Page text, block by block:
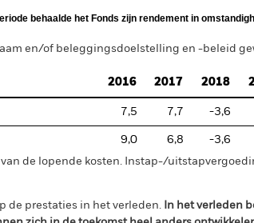
behaalde het Fonds zijn rendement in
en/of beleggingsdoelstelling en -beleid
2016 2017 2018
7,5 7,7 -3,6
9,0 6,8 -3,6
de lopende kosten. Instap-/
de prestaties in het verleden. In het verleden